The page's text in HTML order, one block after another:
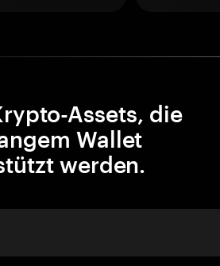
Assets, die
Wallet
werden.